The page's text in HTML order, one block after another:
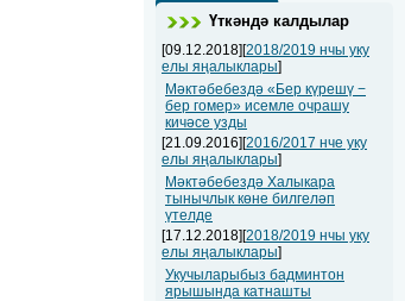
Үткәндә калдылар
[09.12.2018][2018/2019 нчы уку
елы яңалыклары]
Мәктәбебездә «Бер күрешү −
бер гомер» исемле очрашу
кичәсе узды
[21.09.2016][2016/2017 нче уку
елы яңалыклары]
Мәктәбебездә Халыкара
тынычлык көне билгеләп
үтелде
[17.12.2018][2018/2019 нчы уку
елы яңалыклары]
Укучыларыбыз бадминтон
ярышында катнашты